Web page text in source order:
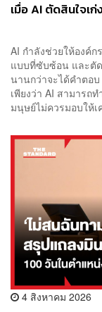
เมื่อ AI ตัดสินใจเ
AI กำลังช่วยให้องค์
แบบที่ซับซ้อน และตัด
นานกว่าจะได้คำตอ
เพียงว่า AI สามารถ
มนุษย์ไม่ควรมอบให้
4 สิงหาคม 2026